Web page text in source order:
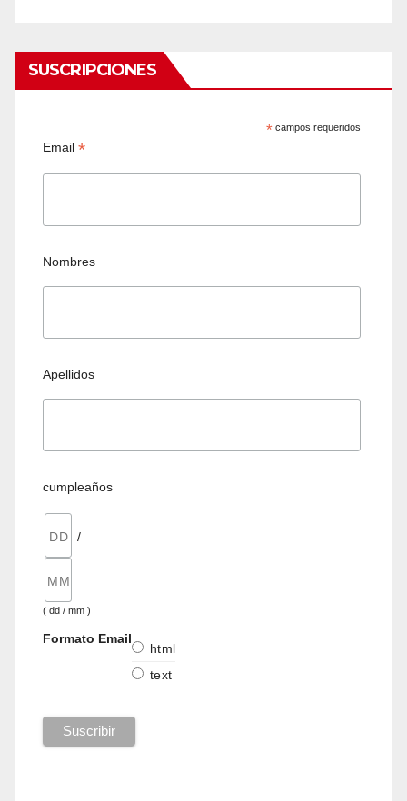
SUSCRIPCIONES
* campos requeridos
Email*
Nombres
Apellidos
cumpleaños
/
( dd / mm )
Formato Email
html
text